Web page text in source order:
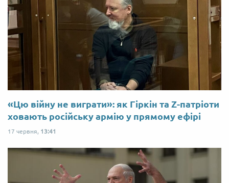
«Цю війну не виграти»: як Гіркін та Z-патріоти
ховають російську армію у прямому ефірі
17 червня, 13:41